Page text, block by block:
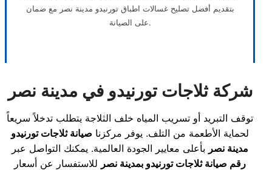
بتقديم أفضل تصليح غسالات اطباق تورنيدو مدينة نصر مع ضمان
على الصيانة.
شركة ثلاجات تورنيدو في مدينة نصر
توقف التبريد أو تسريب المياه خلف الثلاجة يتطلب تدخلاً سريعاً
لحماية الأطعمة من التلف. يوفر مركزنا صيانة ثلاجات تورنيدو
مدينة نصر بأعلى معايير الجودة العالمية. يمكنك التواصل عبر
رقم صيانة ثلاجات تورنيدو بمدينة نصر للاستفسار عن أسعار